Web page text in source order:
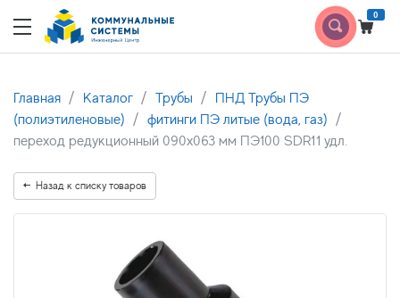
0
Главная Каталог Трубы
ПНД Трубы ПЭ
(полиэтиленовые)
фитинги ПЭ литые (вода, газ)
переход редукционный 090х063 мм ПЭ100 SDR11 удл.
Назад к списку товаров